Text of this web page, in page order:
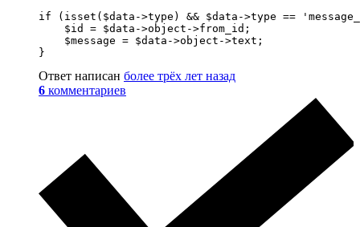
if (isset($data->type) && $data->type ==
    $id = $data->object->from_id;
    $message = $data->object->text;
}
Ответ написан более трёх лет назад
6 комментариев